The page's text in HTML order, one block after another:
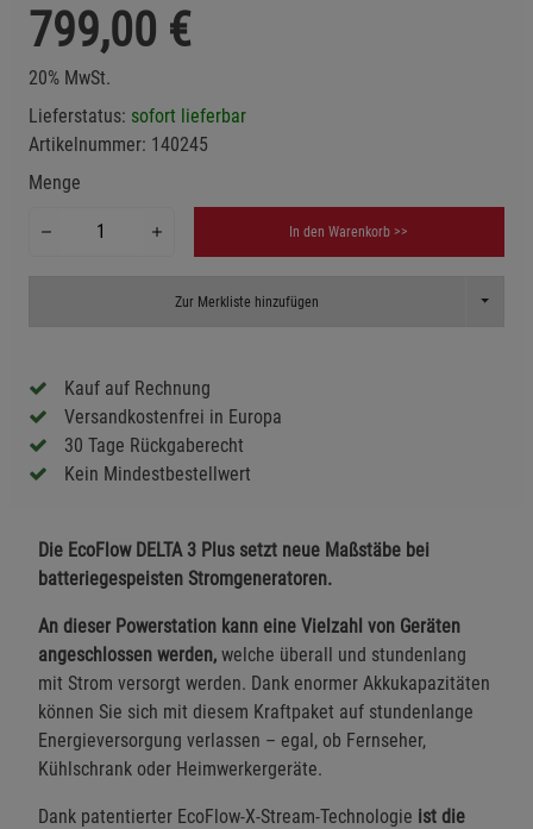
799,00 €
20% MwSt.
Lieferstatus: sofort lieferbar
Artikelnummer: 140245
Menge
In den Warenkorb >>
Zur Merkliste hinzufügen Toggle
Kauf auf Rechnung
Versandkostenfrei in Europa
30 Tage Rückgaberecht
Kein Mindestbestellwert
Die EcoFlow DELTA 3 Plus setzt neue Maßstäbe bei
batteriegespeisten Stromgeneratoren.
An dieser Powerstation kann eine Vielzahl von Geräten
angeschlossen werden, welche überall und stundenlang
mit Strom versorgt werden. Dank enormer Akkukapazitäten
können Sie sich mit diesem Kraftpaket auf stundenlange
Energieversorgung verlassen – egal, ob Fernseher,
Kühlschrank oder Heimwerkergeräte.
Dank patentierter EcoFlow-X-Stream-Technologie ist die